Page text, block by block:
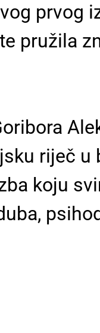
prvog
pružila
riječ u
koju